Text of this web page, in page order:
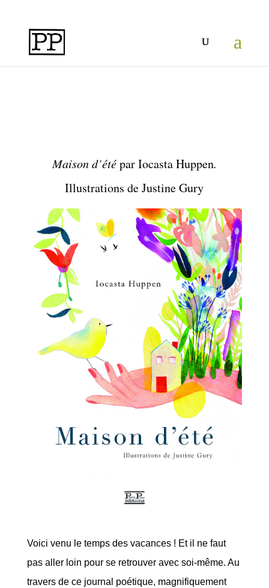
Maison d’étépar Iocasta Huppen.
Illustrations de Justine Gury
Voici venu le temps des vacances ! Et il ne faut
pas aller loin pour se retrouver avec soi-même. Au
travers de ce journal poétique, magnifiquement